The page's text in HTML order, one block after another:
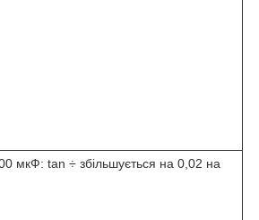
мкФ: tan ÷ збільшується на 0,02 на